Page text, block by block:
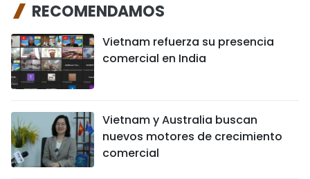
RECOMENDAMOS
Vietnam refuerza su presencia
comercial en India
Vietnam y Australia buscan
nuevos motores de crecimiento
comercial